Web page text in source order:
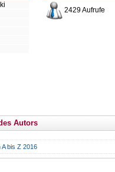
2429 Aufrufe
Autors
bis Z 2016